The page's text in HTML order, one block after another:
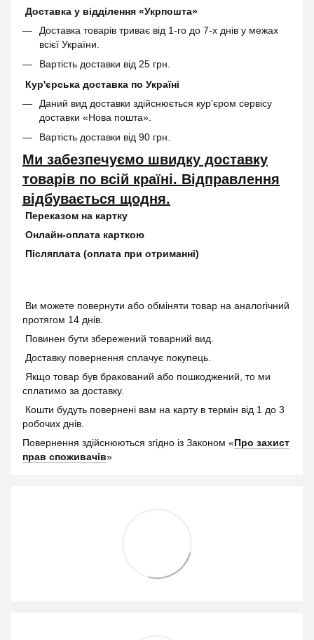
Доставка у відділення «Укрпошта»
Доставка товарів триває від 1-го до 7-х днів у межах
всієї України.
Вартість доставки від 25 грн.
Кур'єрська доставка по Україні
Даний вид доставки здійснюється кур’єром сервісу
доставки «Нова пошта».
Вартість доставки від 90 грн.
Ми забезпечуємо швидку доставку
товарів по всій країні. Відправлення
відбувається щодня.
Переказом на картку
Онлайн-оплата карткою
Післяплата (оплата при отриманні)
Ви можете повернути або обміняти товар на аналогічний
протягом 14 днів.
Повинен бути збережений товарний вид.
Доставку повернення сплачує покупець.
Якщо товар був бракований або пошкоджений, то ми
сплатимо за доставку.
Кошти будуть повернені вам на карту в термін від 1 до 3
робочих днів.
Повернення здійснюються згідно із Законом «Про захист
прав споживачів»